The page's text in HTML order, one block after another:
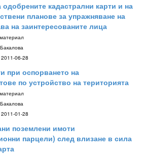
кадастрални карти и на
планове за упражняване на
на заинтересованите лица
2011-06-28
при оспорването на
по устройство на територията
2011-01-28
поземлени имоти
парцели) след влизане в сила